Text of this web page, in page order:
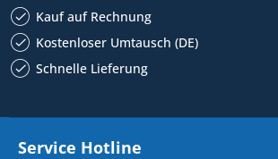
Kauf auf Rechnung
Kostenloser Umtausch (DE)
Schnelle Lieferung
Service Hotline